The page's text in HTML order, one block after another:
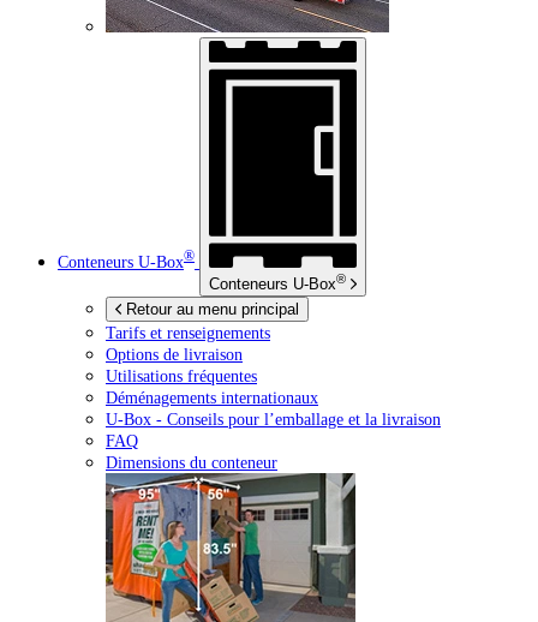
Conteneurs U-Box®
Conteneurs U-Box®
Retour au menu principal
Tarifs et renseignements
Options de livraison
Utilisations fréquentes
Déménagements internationaux
U-Box - Conseils pour l’emballage et la livraison
FAQ
Dimensions du conteneur